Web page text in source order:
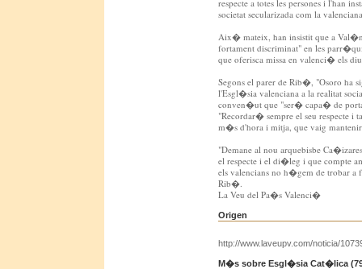
respecte a totes les persones i l'han
societat secularizada com la
Aix� mateix, han insistit que a
fortament discriminat" en les
que oferisca missa en valenci� els
Segons el parer de Rib�, "Osoro ha
l'Esgl�sia valenciana a la realitat
conven�ut que "ser� capa� de
"Recordar� sempre el seu respecte
m�s d'hora i mitja, que vaig mantenir
"Demane al nou arquebisbe
el respecte i el di�leg i que compte
els valencians no h�gem de trobar a
Rib�.
La Veu del Pa�s Valenci�
Origen
http://www.laveupv.com/noticia/
M�s sobre Esgl�sia Cat�lica (